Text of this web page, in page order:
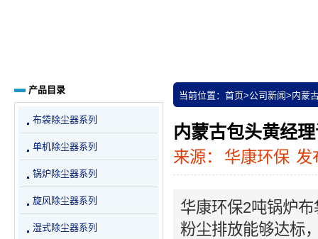
当前位置： 首页>公司新闻>内蒙
内蒙古包头黄经
来源： 华康环保 发
华康环保2吨锅炉
粉尘排放能够达标
产品目录
布袋除尘器系列
单机除尘器系列
锅炉除尘器系列
旋风除尘器系列
湿式除尘器系列